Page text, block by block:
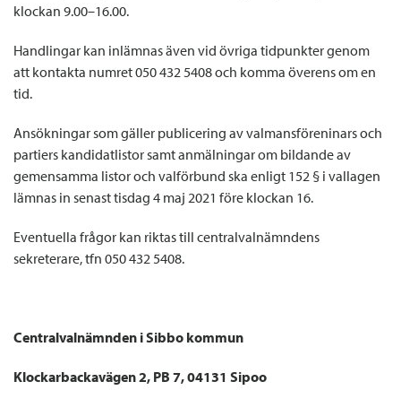
klockan 9.00–16.00.
Handlingar kan inlämnas även vid övriga tidpunkter genom
att kontakta numret 050 432 5408 och komma överens om en
tid.
Ansökningar som gäller publicering av valmansföreninars och
partiers kandidatlistor samt anmälningar om bildande av
gemensamma listor och valförbund ska enligt 152 § i vallagen
lämnas in senast tisdag 4 maj 2021 före klockan 16.
Eventuella frågor kan riktas till centralvalnämndens
sekreterare, tfn 050 432 5408.
Centralvalnämnden i Sibbo kommun
Klockarbackavägen 2, PB 7, 04131 Sipoo